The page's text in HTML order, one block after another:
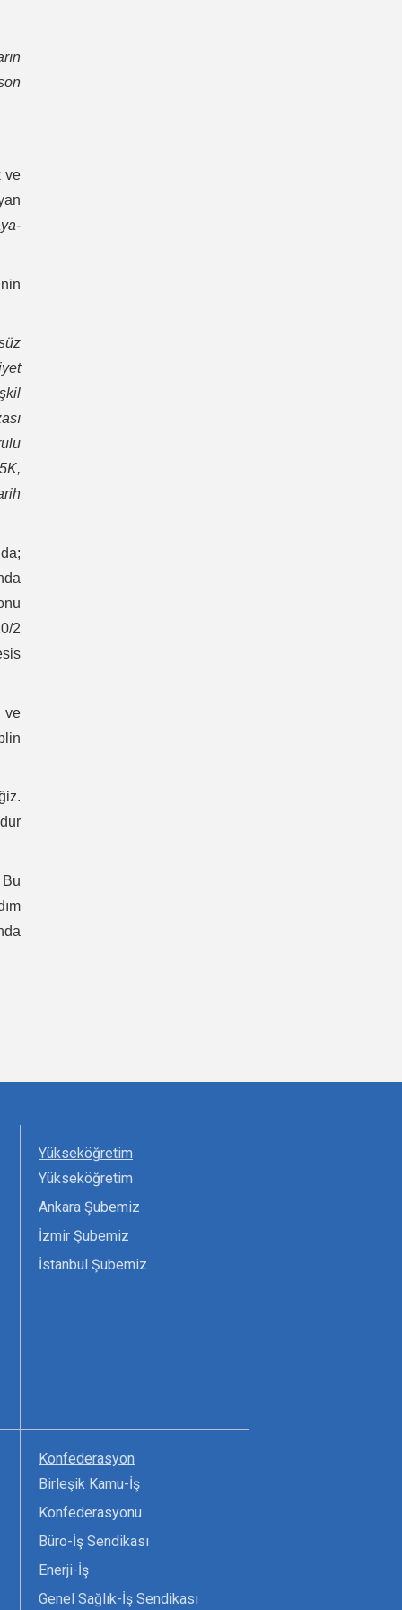
ve
2
ve
Yükseköğretim
Yükseköğretim
Ankara Şubemiz
İzmir Şubemiz
İstanbul Şubemiz
Konfederasyon
Birleşik Kamu-İş
Konfederasyonu
Büro-İş Sendikası
Enerji-İş
Genel Sağlık-İş Sendikası